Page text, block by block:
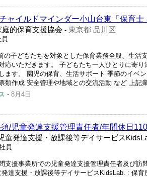
ャイルドマインダー小山台東「保育士
的保育支援協会 - 東京都 品川区
の子どもたちを対象とした保育業務全般、生活
応いただきます。 子どもたち一人ひとりに寄
ます。 園児の保育、生活サポート 季節のイベ
類作成 安全管理や地域との交流活動 など 上記
- 8月4日
/児童発達支援管理責任者/年間休日
童発達支援・放課後等デイサービス
員
支援事業所での児童発達支援管理責任者及び訪
達支援・放課後等デイサービスKidsLab. : 保